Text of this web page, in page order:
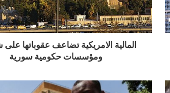
المالية الامريكية تضاعف عقوباتها
ومؤسسات حكومية سورية